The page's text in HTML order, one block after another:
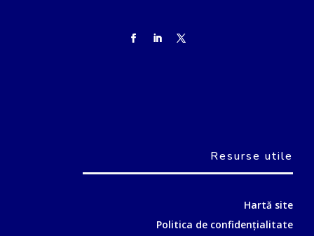
Resurse utile
Hartă site
Politica de confidențialitate